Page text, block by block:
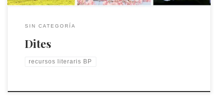
SIN CATEGORÍA
Dites
recursos literaris BP